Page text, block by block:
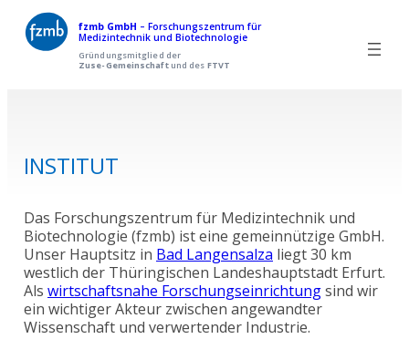
Zum
Inhalt
fzmb GmbH – Forschungszentrum für
Medizintechnik und Biotechnologie
Gründungsmitglied der
Zuse-Gemeinschaftund des FTVT
INSTITUT
Das Forschungszentrum für Medizintechnik und
Biotechnologie (fzmb) ist eine gemeinnützige GmbH.
Unser Hauptsitz in Bad Langensalza liegt 30 km
westlich der Thüringischen Landeshauptstadt Erfurt.
Als wirtschaftsnahe Forschungseinrichtungsind wir
ein wichtiger Akteur zwischen angewandter
Wissenschaft und verwertender Industrie.